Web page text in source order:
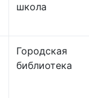
школа
Городская
библиотека